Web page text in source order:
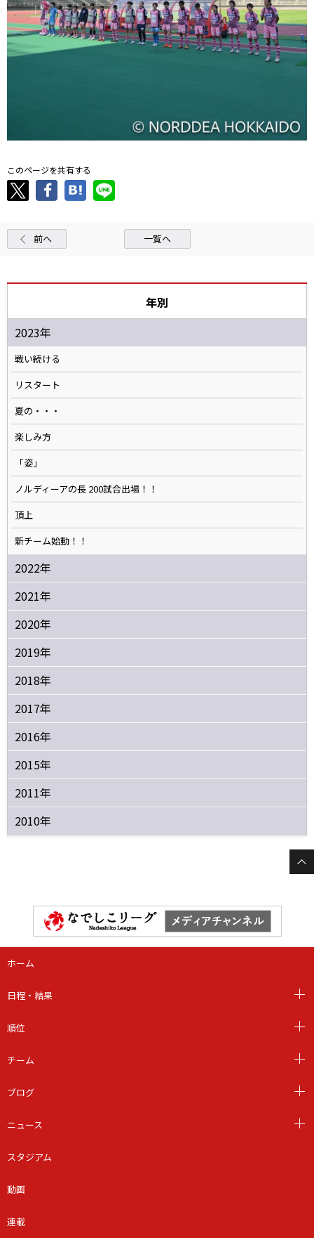
このページを共有する
前へ 一覧へ
年別
2023年
戦い続ける
リスタート
夏の・・・
楽しみ方
「姿」
ノルディーアの長 200試合出場！！
頂上
新チーム始動！！
2022年
2021年
2020年
2019年
2018年
2017年
2016年
2015年
2011年
2010年
ホーム
日程・結果
順位
チーム
ブログ
ニュース
スタジアム
動画
連載